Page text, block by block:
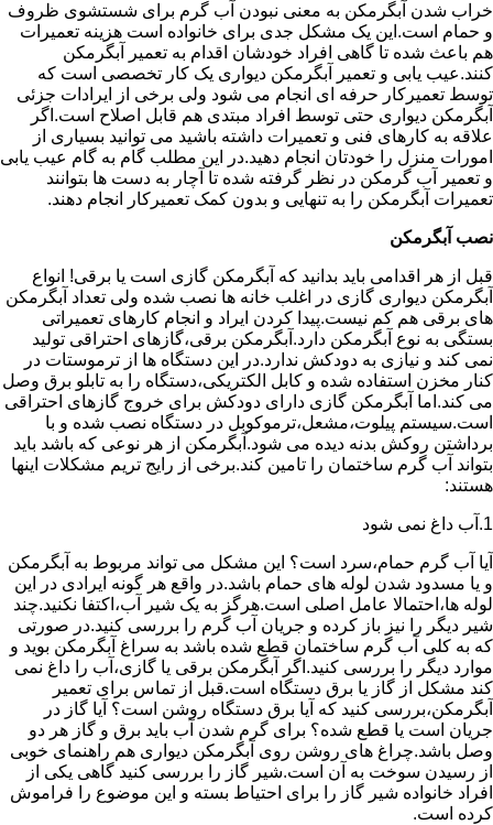
خراب شدن آبگرمکن به معنی نبودن آب گرم برای شستشوی ظروف
و حمام است.این یک مشکل جدی برای خانواده است هزینه تعمیرات
هم باعث شده تا گاهی افراد خودشان اقدام به تعمیر آبگرمکن
کنند.عیب یابی و تعمیر آبگرمکن دیواری یک کار تخصصی است که
توسط تعمیرکار حرفه ای انجام می شود ولی برخی از ایرادات جزئی
آبگرمکن دیواری حتی توسط افراد مبتدی هم قابل اصلاح است.اگر
علاقه به کارهای فنی و تعمیرات داشته باشید می توانید بسیاری از
امورات منزل را خودتان انجام دهید.در این مطلب گام به گام عیب یابی
و تعمیر آب گرمکن در نظر گرفته شده تا آچار به دست ها بتوانند
تعمیرات آبگرمکن را به تنهایی و بدون کمک تعمیرکار انجام دهند.
نصب آبگرمکن
قبل از هر اقدامی باید بدانید که آبگرمکن گازی است یا برقی! انواع
آبگرمکن دیواری گازی در اغلب خانه ها نصب شده ولی تعداد آبگرمکن
های برقی هم کم نیست.پیدا کردن ایراد و انجام کارهای تعمیراتی
بستگی به نوع آبگرمکن دارد.آبگرمکن برقی،گازهای احتراقی تولید
نمی کند و نیازی به دودکش ندارد.در این دستگاه ها از ترموستات در
کنار مخزن استفاده شده و کابل الکتریکی،دستگاه را به تابلو برق وصل
می کند.اما آبگرمکن گازی دارای دودکش برای خروج گازهای احتراقی
است.سیستم پیلوت،مشعل،ترموکوبل در دستگاه نصب شده و با
برداشتن روکش بدنه دیده می شود.آبگرمکن از هر نوعی که باشد باید
بتواند آب گرم ساختمان را تامین کند.برخی از رایج تریم مشکلات اینها
هستند:
1.آب داغ نمی شود
آیا آب گرم حمام،سرد است؟ این مشکل می تواند مربوط به آبگرمکن
و یا مسدود شدن لوله های حمام باشد.در واقع هر گونه ایرادی در این
لوله ها،احتمالا عامل اصلی است.هرگز به یک شیر آب،اکتفا نکنید.چند
شیر دیگر را نیز باز کرده و جریان آب گرم را بررسی کنید.در صورتی
که به کلی آب گرم ساختمان قطع شده باشد به سراغ آبگرمکن بوید و
موارد دیگر را بررسی کنید.اگر آبگرمکن برقی یا گازی،آب را داغ نمی
کند مشکل از گاز یا برق دستگاه است.قبل از تماس برای تعمیر
آبگرمکن،بررسی کنید که آیا برق دستگاه روشن است؟ آیا گاز در
جریان است یا قطع شده؟ برای گرم شدن آب باید برق و گاز هر دو
وصل باشد.چراغ های روشن روی آبگرمکن دیواری هم راهنمای خوبی
از رسیدن سوخت به آن است.شیر گاز را بررسی کنید گاهی یکی از
افراد خانواده شیر گاز را برای احتیاط بسته و این موضوع را فراموش
کرده است.